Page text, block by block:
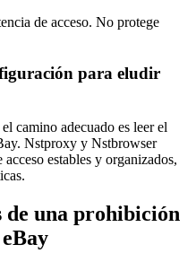
de acceso. No protege
para eludir
camino adecuado es leer el
Nstproxy y Nstbrowser
estables y organizados,
de una prohibición